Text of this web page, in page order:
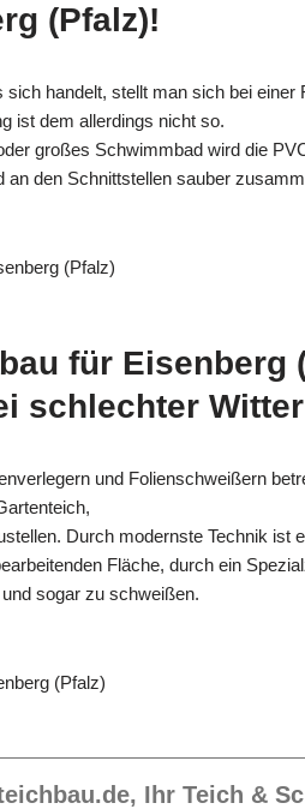
(Pfalz)!
handelt, stellt man sich bei einer
ist dem allerdings nicht so.
großes Schwimmbad wird die
an den Schnittstellen sauber
für Eisenberg
schlechter
und Folien­schweißern
Durch modernste Technik ist
Fläche, durch ein
sogar zu schweißen.
Ihr Teich &